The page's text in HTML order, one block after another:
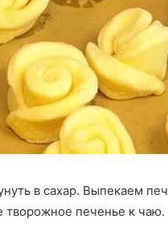
в сахар. Выпекаем
творожное печенье к чаю.